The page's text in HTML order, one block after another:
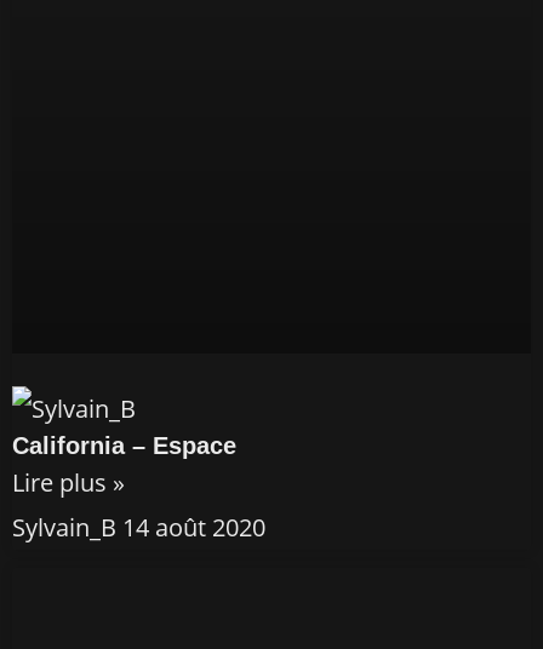
California – Espace
Lire plus »
Sylvain_B 14 août 2020